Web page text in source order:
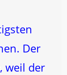
Der
weil der